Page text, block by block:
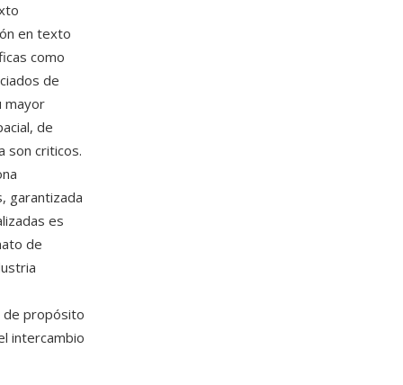
en texto
como
de
mayor
de
son criticos.
garantizada
es
de
de propósito
intercambio